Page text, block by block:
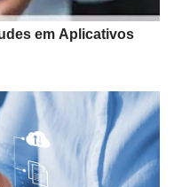
em Aplicativos